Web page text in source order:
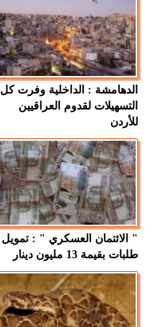
الدهامشة : الداخلية وفرت كل
التسهيلات لقدوم العراقيين
للأردن
" الائتمان العسكري " : تمويل
طلبات بقيمة 13 مليون دينار